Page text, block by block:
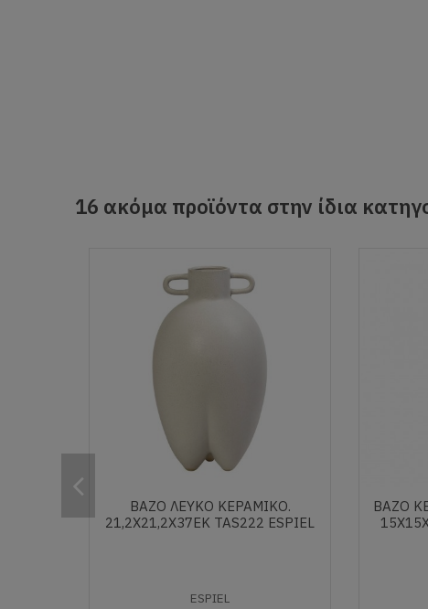
16 ακόμα προϊόντα στην ίδια
ΒΑΖΟ ΛΕΥΚΟ ΚΕΡΑΜΙΚΟ.
21,2Χ21,2Χ37ΕΚ TAS222 ESPIEL
ESPIEL
BAZO